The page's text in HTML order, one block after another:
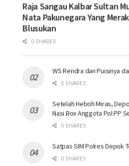
Raja Sangau Kalbar Sultan
Nata Pakunegara Yang
Blusukan
0 SHARES
WS Rendra dan Puisinya
0 SHARES
Setelah Heboh Miras,
Nasi Box Anggota Pol PP
0 SHARES
Satpas SIM Polres Depok
0 SHARES